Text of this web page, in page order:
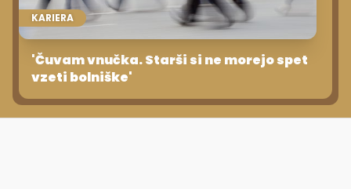
KARIERA
'Čuvam vnučka. Starši si ne morejo spet
vzeti bolniške'